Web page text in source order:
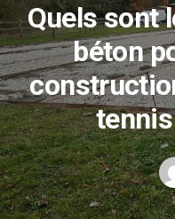
Quels sont
béton